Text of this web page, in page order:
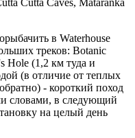
в Waterhouse
треков: Botanic
Hole (1,2 км туда и
(в отличие от теплых
- короткий поход
словами, в следующий
на целый день